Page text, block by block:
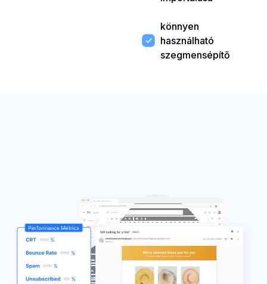
könnyen
használható
szegmensépítő